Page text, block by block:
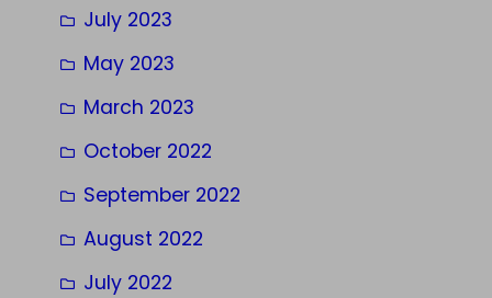
July 2023
May 2023
March 2023
October 2022
September 2022
August 2022
July 2022